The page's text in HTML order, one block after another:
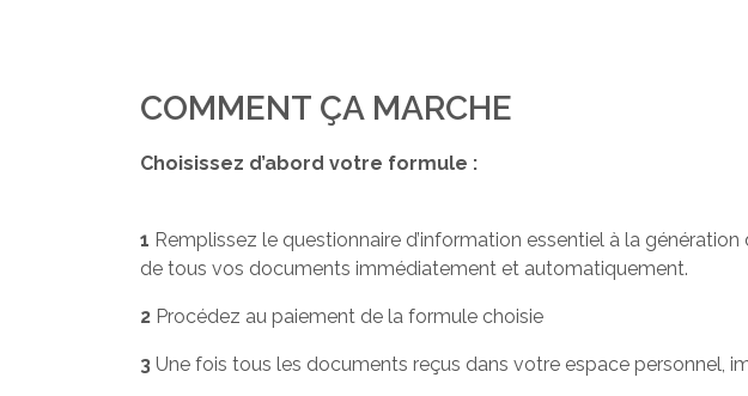
COMMENT ÇA MARCHE
Choisissez d’abord votre formule :
1 Remplissez le questionnaire d’information essentiel à la
de tous vos documents immédiatement et automatiquement.
2 Procédez au paiement de la formule choisie
3 Une fois tous les documents reçus dans votre espace personnel,